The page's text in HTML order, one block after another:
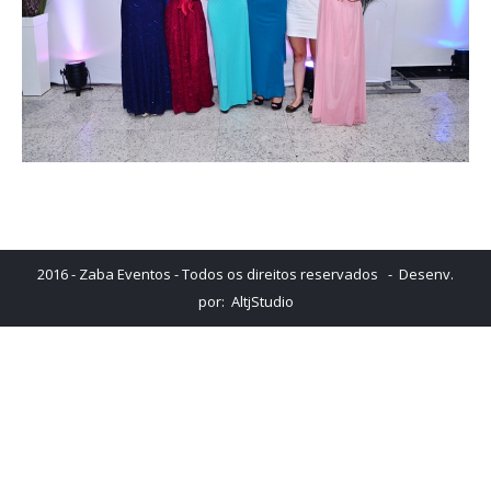
2016 - Zaba Eventos - Todos os direitos reservados - Desenv.
por: AltjStudio